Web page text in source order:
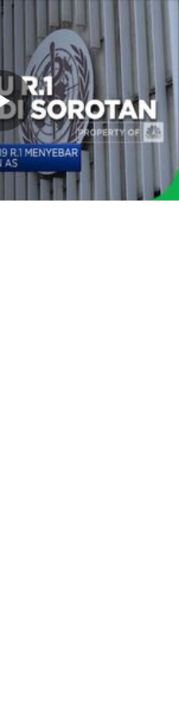
Memutarkan
Video